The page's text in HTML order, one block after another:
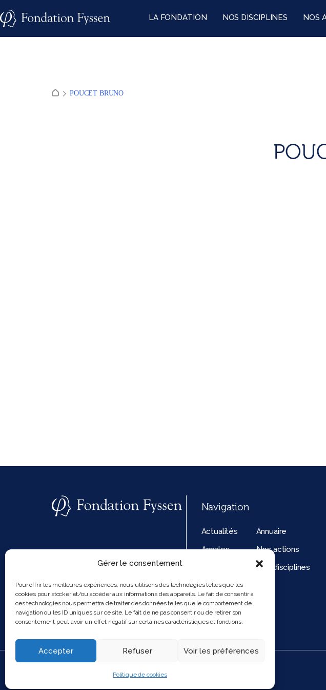
Gérer le consentement
Pour offrir les meilleures expériences, nous utilisons des technologies telles que les
cookies pour stocker et/ou accéder aux informations des appareils. Le fait de consentir à
ces technologies nous permettra de traiter des données telles que le comportement de
navigation ou les ID uniques sur ce site. Le fait de ne pas consentir ou de retirer son
consentement peut avoir un effet négatif sur certaines caractéristiques et fonctions.
Accepter Refuser Voir les préférences
Politique de cookies
to
LA FONDATION NOS DISCIPLINES NOS
POUCET BRUNO
Navigation
Actualités
Annuaire
Annales
Nos actions
Nos disciplines
Politique de
cookies (UE)